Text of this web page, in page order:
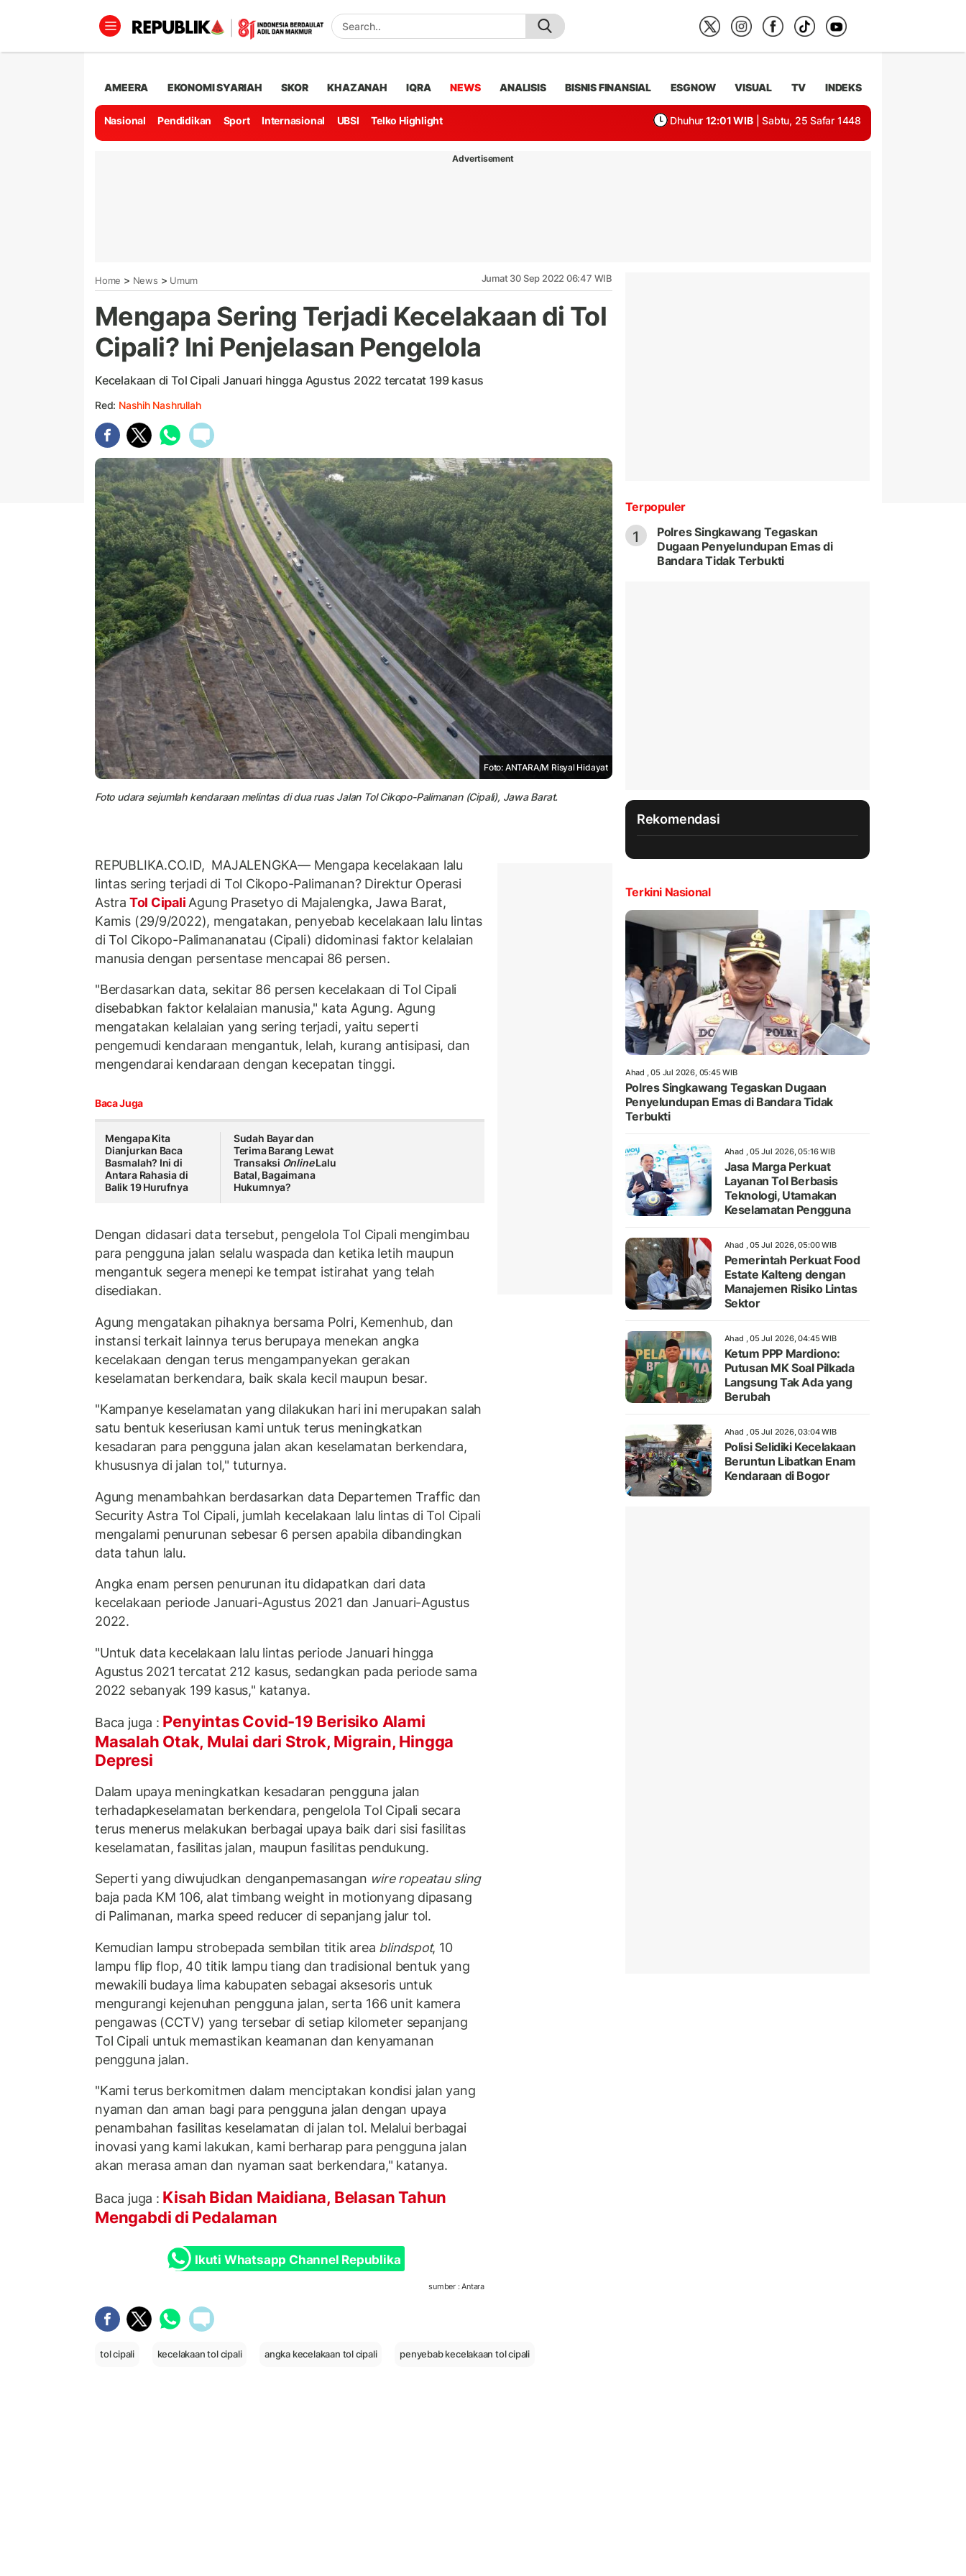
AMEERA EKONOMI SYARIAH SKOR KHAZANAH IQRA NEWS ANALISIS BISNIS FINANSIAL ESGNOW VISUAL TV INDEKS
Nasional Pendidikan Sport Internasional UBSI Telko Highlight Dhuhur 12:01 WIB | Sabtu, 25 Safar 1448
Advertisement
Home > News > Umum Jumat 30 Sep 2022 06:47 WIB
Mengapa Sering Terjadi Kecelakaan di Tol
Cipali? Ini Penjelasan Pengelola
Kecelakaan di Tol Cipali Januari hingga Agustus 2022 tercatat 199 kasus
Red: Nashih Nashrullah
Foto: ANTARA/M Risyal Hidayat
Foto udara sejumlah kendaraan melintas di dua ruas Jalan Tol Cikopo-Palimanan (Cipali), Jawa Barat.
REPUBLIKA.CO.ID, MAJALENGKA— Mengapa kecelakaan lalu
lintas sering terjadi di Tol Cikopo-Palimanan? Direktur Operasi
Astra Tol Cipali Agung Prasetyo di Majalengka, Jawa Barat,
Kamis (29/9/2022), mengatakan, penyebab kecelakaan lalu lintas
di Tol Cikopo-Palimananatau (Cipali) didominasi faktor kelalaian
manusia dengan persentase mencapai 86 persen.
"Berdasarkan data, sekitar 86 persen kecelakaan di Tol Cipali
disebabkan faktor kelalaian manusia," kata Agung. Agung
mengatakan kelalaian yang sering terjadi, yaitu seperti
pengemudi kendaraan mengantuk, lelah, kurang antisipasi, dan
mengendarai kendaraan dengan kecepatan tinggi.
Baca Juga
Mengapa Kita
Dianjurkan Baca
Basmalah? Ini di
Antara Rahasia di
Balik 19 Hurufnya
Sudah Bayar dan
Terima Barang Lewat
Transaksi OnlineLalu
Batal, Bagaimana
Hukumnya?
Dengan didasari data tersebut, pengelola Tol Cipali mengimbau
para pengguna jalan selalu waspada dan ketika letih maupun
mengantuk segera menepi ke tempat istirahat yang telah
disediakan.
Agung mengatakan pihaknya bersama Polri, Kemenhub, dan
instansi terkait lainnya terus berupaya menekan angka
kecelakaan dengan terus mengampanyekan gerakan
keselamatan berkendara, baik skala kecil maupun besar.
"Kampanye keselamatan yang dilakukan hari ini merupakan salah
satu bentuk keseriusan kami untuk terus meningkatkan
kesadaran para pengguna jalan akan keselamatan berkendara,
khususnya di jalan tol," tuturnya.
Agung menambahkan berdasarkan data Departemen Traffic dan
Security Astra Tol Cipali, jumlah kecelakaan lalu lintas di Tol Cipali
mengalami penurunan sebesar 6 persen apabila dibandingkan
data tahun lalu.
Angka enam persen penurunan itu didapatkan dari data
kecelakaan periode Januari-Agustus 2021 dan Januari-Agustus
2022.
"Untuk data kecelakaan lalu lintas periode Januari hingga
Agustus 2021 tercatat 212 kasus, sedangkan pada periode sama
2022 sebanyak 199 kasus," katanya.
Baca juga : Penyintas Covid-19 Berisiko Alami
Masalah Otak, Mulai dari Strok, Migrain, Hingga
Depresi
Dalam upaya meningkatkan kesadaran pengguna jalan
terhadapkeselamatan berkendara, pengelola Tol Cipali secara
terus menerus melakukan berbagai upaya baik dari sisi fasilitas
keselamatan, fasilitas jalan, maupun fasilitas pendukung.
Seperti yang diwujudkan denganpemasangan wire ropeatau sling
baja pada KM 106, alat timbang weight in motionyang dipasang
di Palimanan, marka speed reducer di sepanjang jalur tol.
Kemudian lampu strobepada sembilan titik area blindspot, 10
lampu flip flop, 40 titik lampu tiang dan tradisional bentuk yang
mewakili budaya lima kabupaten sebagai aksesoris untuk
mengurangi kejenuhan pengguna jalan, serta 166 unit kamera
pengawas (CCTV) yang tersebar di setiap kilometer sepanjang
Tol Cipali untuk memastikan keamanan dan kenyamanan
pengguna jalan.
"Kami terus berkomitmen dalam menciptakan kondisi jalan yang
nyaman dan aman bagi para pengguna jalan dengan upaya
penambahan fasilitas keselamatan di jalan tol. Melalui berbagai
inovasi yang kami lakukan, kami berharap para pengguna jalan
akan merasa aman dan nyaman saat berkendara," katanya.
Baca juga : Kisah Bidan Maidiana, Belasan Tahun
Mengabdi di Pedalaman
Ikuti Whatsapp Channel Republika
sumber : Antara
tol cipali kecelakaan tol cipali angka kecelakaan tol cipali penyebab kecelakaan tol cipali
Terpopuler
1
Polres Singkawang Tegaskan
Dugaan Penyelundupan Emas di
Bandara Tidak Terbukti
Rekomendasi
Terkini Nasional
Ahad , 05 Jul 2026, 05:45 WIB
Polres Singkawang Tegaskan Dugaan
Penyelundupan Emas di Bandara Tidak
Terbukti
Ahad , 05 Jul 2026, 05:16 WIB
Jasa Marga Perkuat
Layanan Tol Berbasis
Teknologi, Utamakan
Keselamatan Pengguna
Ahad , 05 Jul 2026, 05:00 WIB
Pemerintah Perkuat Food
Estate Kalteng dengan
Manajemen Risiko Lintas
Sektor
Ahad , 05 Jul 2026, 04:45 WIB
Ketum PPP Mardiono:
Putusan MK Soal Pilkada
Langsung Tak Ada yang
Berubah
Ahad , 05 Jul 2026, 03:04 WIB
Polisi Selidiki Kecelakaan
Beruntun Libatkan Enam
Kendaraan di Bogor